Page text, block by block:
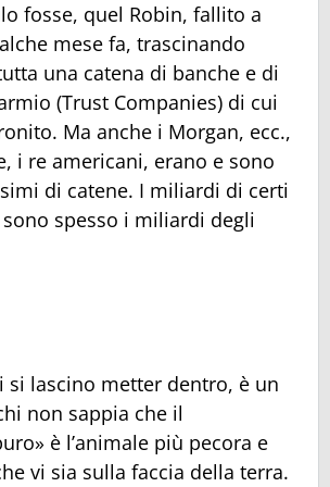
fosse, quel Robin, fallito a
mese fa, trascinando
una catena di banche e di
(Trust Companies) di cui
Ma anche i Morgan, ecc.,
i re americani, erano e sono
di catene. I miliardi di certi
spesso i miliardi degli
si lascino metter dentro, è un
non sappia che il
è l’animale più pecora e
vi sia sulla faccia della terra.